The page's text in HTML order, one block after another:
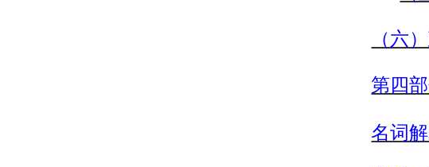
（六
第四
名词